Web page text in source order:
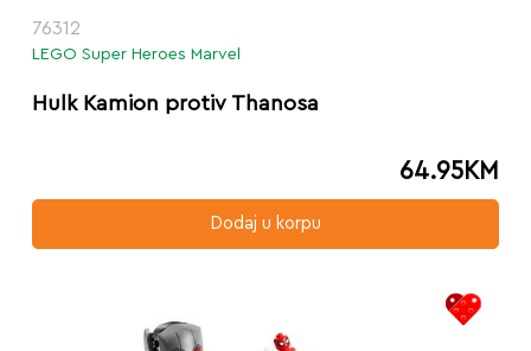
76312
LEGO Super Heroes Marvel
Hulk Kamion protiv Thanosa
64.95KM
Dodaj u korpu